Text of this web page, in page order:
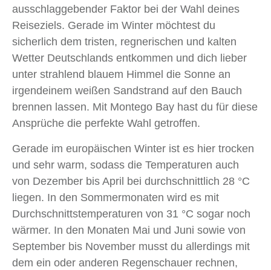
ausschlaggebender Faktor bei der Wahl deines
Reiseziels. Gerade im Winter möchtest du
sicherlich dem tristen, regnerischen und kalten
Wetter Deutschlands entkommen und dich lieber
unter strahlend blauem Himmel die Sonne an
irgendeinem weißen Sandstrand auf den Bauch
brennen lassen. Mit Montego Bay hast du für diese
Ansprüche die perfekte Wahl getroffen.
Gerade im europäischen Winter ist es hier trocken
und sehr warm, sodass die Temperaturen auch
von Dezember bis April bei durchschnittlich 28 °C
liegen. In den Sommermonaten wird es mit
Durchschnittstemperaturen von 31 °C sogar noch
wärmer. In den Monaten Mai und Juni sowie von
September bis November musst du allerdings mit
dem ein oder anderen Regenschauer rechnen,